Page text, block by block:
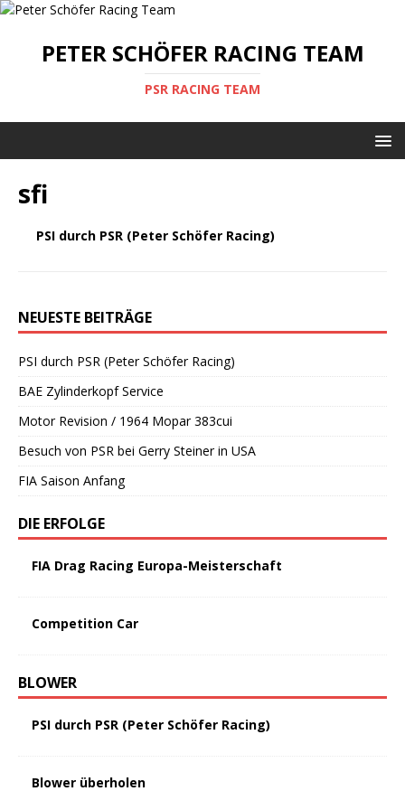
PETER SCHÖFER RACING TEAM
PSR RACING TEAM
sfi
PSI durch PSR (Peter Schöfer Racing)
NEUESTE BEITRÄGE
PSI durch PSR (Peter Schöfer Racing)
BAE Zylinderkopf Service
Motor Revision / 1964 Mopar 383cui
Besuch von PSR bei Gerry Steiner in USA
FIA Saison Anfang
DIE ERFOLGE
FIA Drag Racing Europa-Meisterschaft
Competition Car
BLOWER
PSI durch PSR (Peter Schöfer Racing)
Blower überholen